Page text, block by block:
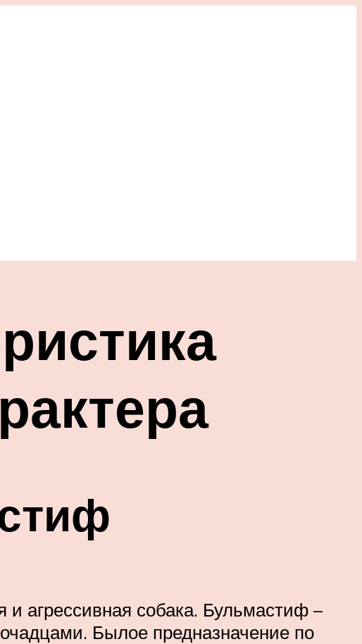
и агрессивная собака. Бульмастиф –
Былое предназначение по